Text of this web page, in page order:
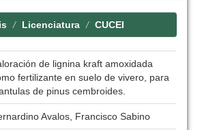
Licenciatura CUCEI
de lignina kraft amoxidada
fertilizante en suelo de vivero, para
de pinus cembroides.
Avalos, Francisco Sabino